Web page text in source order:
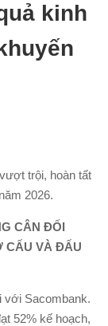
kinh
trội, hoàn tất
2026.
CÂN ĐỐI
CẤU VÀ ĐẤU
với Sacombank.
52% kế hoạch,